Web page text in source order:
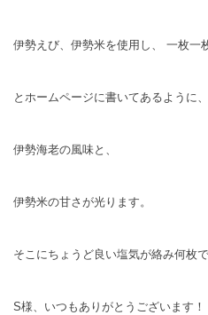
伊勢えび、伊勢米を使用し、 一枚一
とホームページに書いてあるように、
伊勢海老の風味と、
伊勢米の甘さが光ります。
そこにちょうど良い塩気が絡み何枚
S様、いつもありがとうございます！